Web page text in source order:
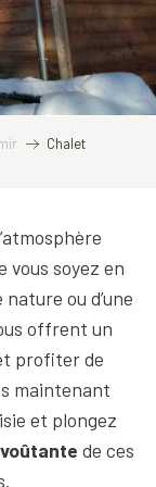
Chalet
vous soyez en
ou d’une
offrent un
profiter de
maintenant
et plongez
de ces